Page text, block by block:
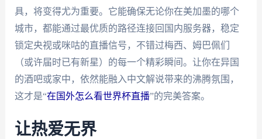
具，将变得尤为重要。它能确保无论你在美加墨的哪个
城市，都能通过最优质的路径连接回国内服务器，稳定
锁定央视或咪咕的直播信号，不错过梅西、姆巴佩们
（或许届时已有新星）的每一个精彩瞬间。让你在异国
的酒吧或家中，依然能融入中文解说带来的沸腾氛围，
这才是“在国外怎么看世界杯直播”的完美答案。
让热爱无界